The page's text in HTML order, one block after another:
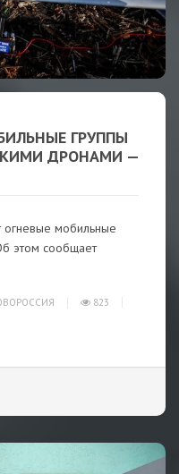
ГРУППЫ
ДРОНАМИ —
огневые мобильные
этом сообщает
823